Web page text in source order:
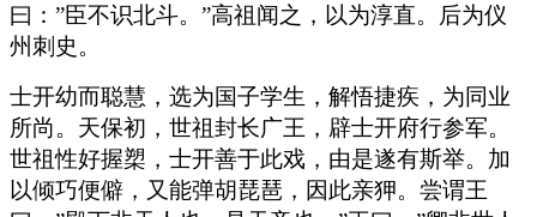
曰：”臣不识北斗。”高祖闻之，以为淳直。后为仪
州刺史。
士开幼而聪慧，选为国子学生，解悟捷疾，为同业
所尚。天保初，世祖封长广王，辟士开府行参军。
世祖性好握槊，士开善于此戏，由是遂有斯举。加
以倾巧便僻，又能弹胡琵琶，因此亲狎。尝谓王